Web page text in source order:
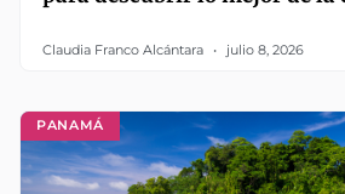
Claudia Franco Alcántara julio 8, 2026
PANAMÁ